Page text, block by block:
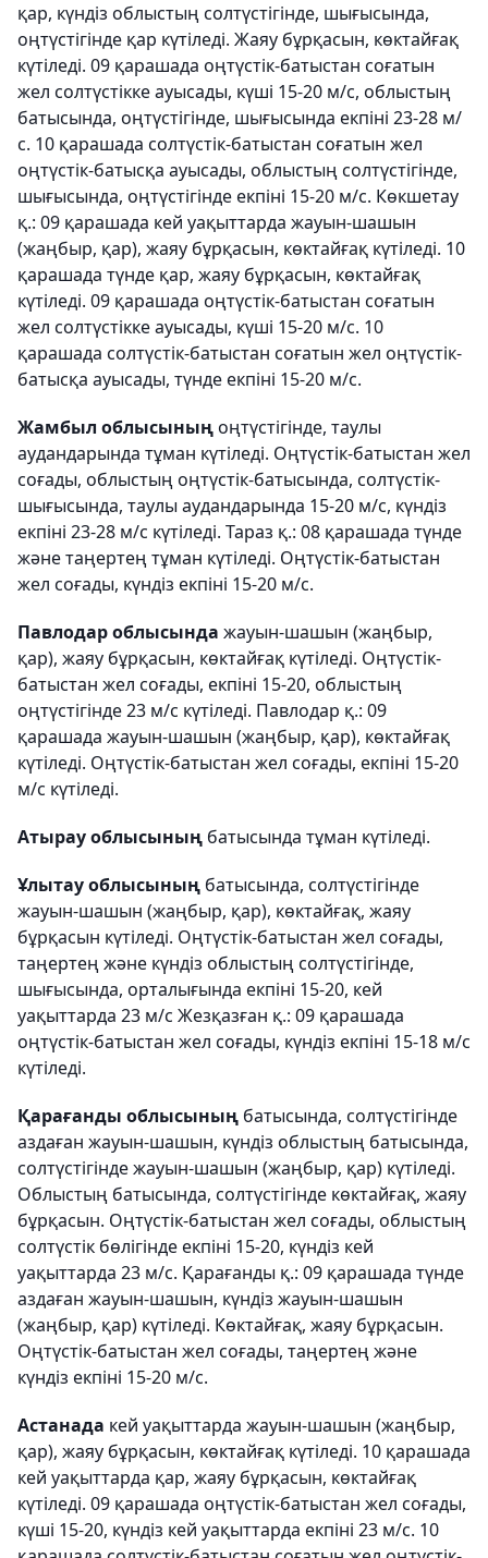
қар, күндіз облыстың солтүстігінде, шығысында,
оңтүстігінде қар күтіледі. Жаяу бұрқасын, көктайғақ
күтіледі. 09 қарашада оңтүстік-батыстан соғатын
жел солтүстікке ауысады, күші 15-20 м/с, облыстың
батысында, оңтүстігінде, шығысында екпіні 23-28 м/
с. 10 қарашада солтүстік-батыстан соғатын жел
оңтүстік-батысқа ауысады, облыстың солтүстігінде,
шығысында, оңтүстігінде екпіні 15-20 м/с. Көкшетау
қ.: 09 қарашада кей уақыттарда жауын-шашын
(жаңбыр, қар), жаяу бұрқасын, көктайғақ күтіледі. 10
қарашада түнде қар, жаяу бұрқасын, көктайғақ
күтіледі. 09 қарашада оңтүстік-батыстан соғатын
жел солтүстікке ауысады, күші 15-20 м/с. 10
қарашада солтүстік-батыстан соғатын жел оңтүстік-
батысқа ауысады, түнде екпіні 15-20 м/с.
Жамбыл облысыныңоңтүстігінде, таулы
аудандарында тұман күтіледі. Оңтүстік-батыстан жел
соғады, облыстың оңтүстік-батысында, солтүстік-
шығысында, таулы аудандарында 15-20 м/с, күндіз
екпіні 23-28 м/с күтіледі. Тараз қ.: 08 қарашада түнде
және таңертең тұман күтіледі. Оңтүстік-батыстан
жел соғады, күндіз екпіні 15-20 м/с.
Павлодар облысында жауын-шашын (жаңбыр,
қар), жаяу бұрқасын, көктайғақ күтіледі. Оңтүстік-
батыстан жел соғады, екпіні 15-20, облыстың
оңтүстігінде 23 м/с күтіледі. Павлодар қ.: 09
қарашада жауын-шашын (жаңбыр, қар), көктайғақ
күтіледі. Оңтүстік-батыстан жел соғады, екпіні 15-20
м/с күтіледі.
Атырау облысының батысында тұман күтіледі.
Ұлытау облысының батысында, солтүстігінде
жауын-шашын (жаңбыр, қар), көктайғақ, жаяу
бұрқасын күтіледі. Оңтүстік-батыстан жел соғады,
таңертең және күндіз облыстың солтүстігінде,
шығысында, орталығында екпіні 15-20, кей
уақыттарда 23 м/с Жезқазған қ.: 09 қарашада
оңтүстік-батыстан жел соғады, күндіз екпіні 15-18 м/с
күтіледі.
Қарағанды облысының батысында, солтүстігінде
аздаған жауын-шашын, күндіз облыстың батысында,
солтүстігінде жауын-шашын (жаңбыр, қар) күтіледі.
Облыстың батысында, солтүстігінде көктайғақ, жаяу
бұрқасын. Оңтүстік-батыстан жел соғады, облыстың
солтүстік бөлігінде екпіні 15-20, күндіз кей
уақыттарда 23 м/с. Қарағанды қ.: 09 қарашада түнде
аздаған жауын-шашын, күндіз жауын-шашын
(жаңбыр, қар) күтіледі. Көктайғақ, жаяу бұрқасын.
Оңтүстік-батыстан жел соғады, таңертең және
күндіз екпіні 15-20 м/с.
Астанада кей уақыттарда жауын-шашын (жаңбыр,
қар), жаяу бұрқасын, көктайғақ күтіледі. 10 қарашада
кей уақыттарда қар, жаяу бұрқасын, көктайғақ
күтіледі. 09 қарашада оңтүстік-батыстан жел соғады,
күші 15-20, күндіз кей уақыттарда екпіні 23 м/с. 10